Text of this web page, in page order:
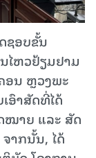
ຊອບຂັ້ນ
ໄຫວຢ້ຽມຢາມ
ອນ ຫຼວງພະ
ອົາສັດທີ່ໄດ້
ໝາຍ ແລະ ສັດ
າກນັ້ນ, ໄດ້